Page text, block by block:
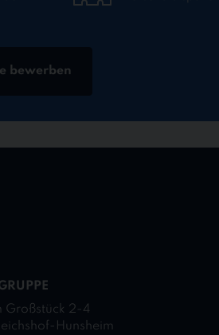
bewerben
Großstück 2-4
Hunsheim